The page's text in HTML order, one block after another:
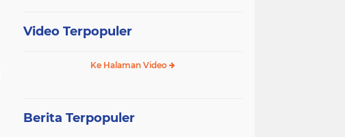
Video Terpopuler
Ke Halaman Video
Berita Terpopuler